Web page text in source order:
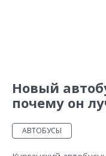
Новый
почему он
АВТОБУСЫ